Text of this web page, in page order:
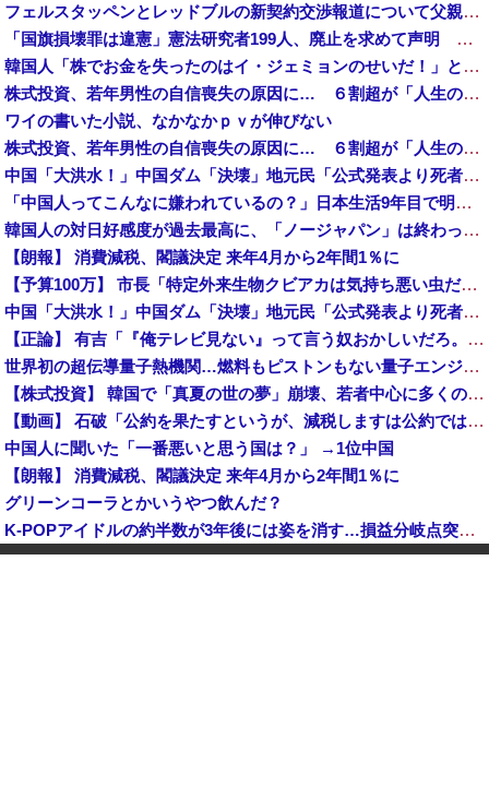
フェルスタッペンとレッドブルの新契約交渉報道について父親ヨスが否定他
「国旗損壊罪は違憲」憲法研究者199人、廃止を求めて声明 ←なら国旗破損して逮捕されて裁判すれば
韓国人「株でお金を失ったのはイ・ジェミョンのせいだ！」として支持率が右肩下がりに……まあ、本当にその側面があるので救えないんですが
株式投資、若年男性の自信喪失の原因に… ６割超が「人生の敗者」自認か
ワイの書いた小説、なかなかｐｖが伸びない
株式投資、若年男性の自信喪失の原因に… ６割超が「人生の敗者」自認か
中国「大洪水！」中国ダム「決壊」地元民「公式発表より死者多い！」中国政府「住民拘束！（安否不明」中国当局「救助隊動画も削除」台風13号「三峡ダム接近中」→
「中国人ってこんなに嫌われているの？」日本生活9年目で明かす本心！
韓国人の対日好感度が過去最高に、「ノージャパン」は終わった？＝ネット「中国より100倍いい」
【朗報】 消費減税、閣議決定 来年4月から2年間1％に
【予算100万】 市長「特定外来生物クビアカは気持ち悪い虫だしそんな需要ないと思う」1匹300円相当の報奨金→初日に42万取られ焦り
中国「大洪水！」中国ダム「決壊」地元民「公式発表より死者多い！」中国政府「住民拘束！（安否不明」中国当局「救助隊動画も削除」台風13号「三峡ダム接近中」→
【正論】 有吉「『俺テレビ見ない』って言う奴おかしいだろ。団子屋で『団子食べない』って言うか？」
世界初の超伝導量子熱機関…燃料もピストンもない量子エンジンが回った！
【株式投資】 韓国で「真夏の世の夢」崩壊、若者中心に多くの人が「人生オワタ」―中国メディア
【動画】 石破「公約を果たすというが、減税しますは公約ではない。検討を加速するというのが公約だ」
中国人に聞いた「一番悪いと思う国は？」 →1位中国
【朗報】 消費減税、閣議決定 来年4月から2年間1％に
グリーンコーラとかいうやつ飲んだ？
K-POPアイドルの約半数が3年後には姿を消す…損益分岐点突破は4％未満
韓国型イージス搭載の次世代駆逐艦「KDDX」1番艦…2032年竣工と公示！